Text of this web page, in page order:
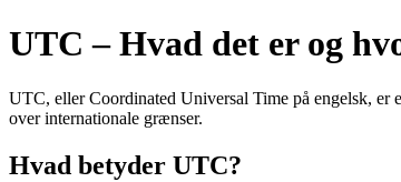
UTC – Hvad det er og
UTC, eller Coordinated Universal Time på engelsk, er
over internationale grænser.
Hvad betyder UTC?